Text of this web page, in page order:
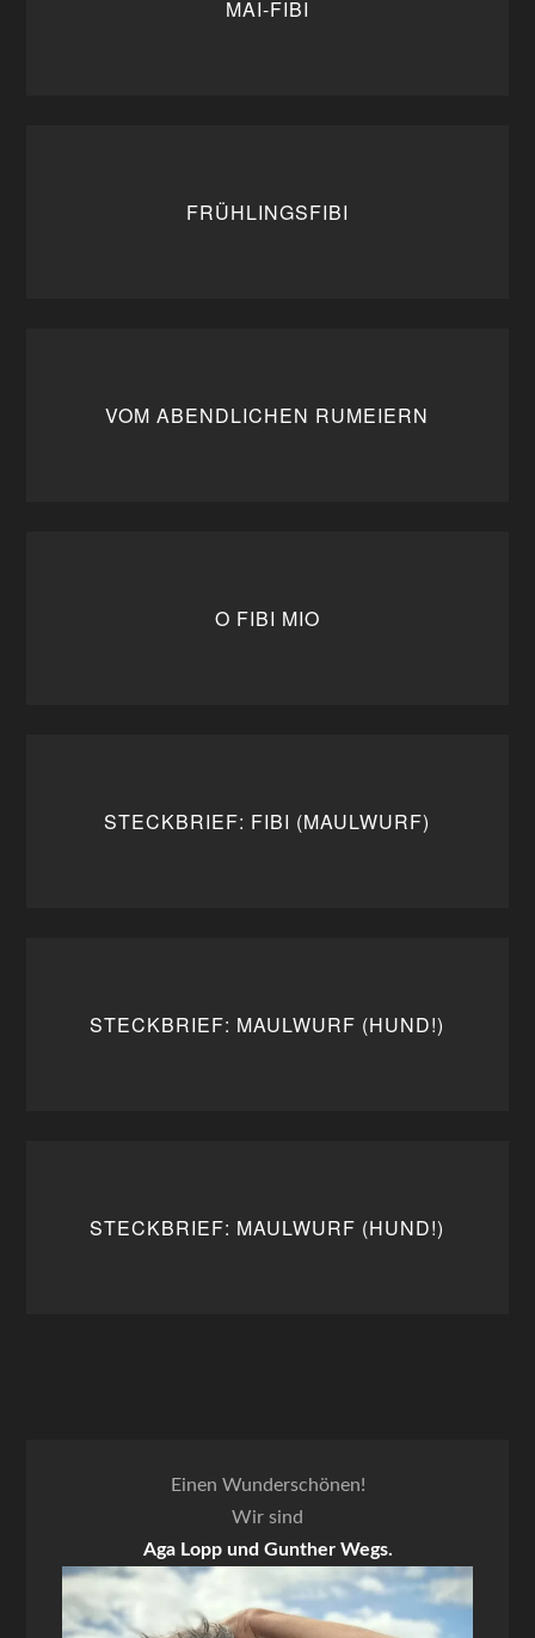
MAI-FIBI
FRÜHLINGSFIBI
VOM ABENDLICHEN RUMEIERN
O FIBI MIO
STECKBRIEF: FIBI (MAULWURF)
STECKBRIEF: MAULWURF (HUND!)
STECKBRIEF: MAULWURF (HUND!)
Einen Wunderschönen!
Wir sind
Aga Lopp und Gunther Wegs.